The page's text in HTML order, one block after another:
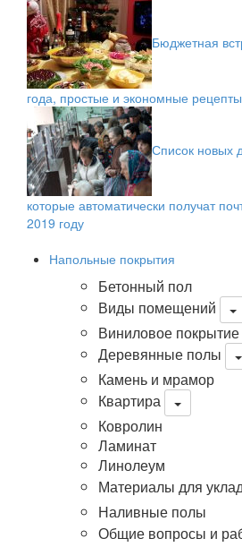
Бюджетная
года, простые и экономные
Список новых
которые автоматически получат
2019 году
Напольные покрытия
Бетонный пол
Виды помещений
Виниловое покрытие
Деревянные полы
Камень и мрамор
Квартира
Ковролин
Ламинат
Линолеум
Материалы для
Наливные полы
Общие вопросы и